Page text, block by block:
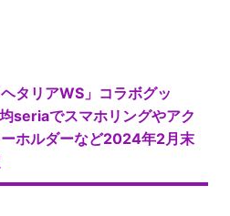
タリアWS」コラボグッ
seriaでスマホリングやアク
ホルダーなど2024年2月末